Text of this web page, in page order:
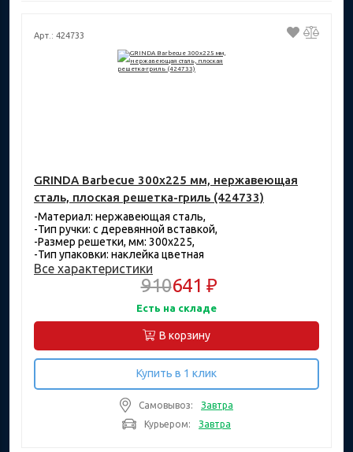
Арт.: 424733
GRINDA Barbecue 300х225 мм, нержавеющая
сталь, плоская решетка-гриль (424733)
-Материал: нержавеющая сталь,
-Тип ручки: с деревянной вставкой,
-Размер решетки, мм: 300х225,
-Тип упаковки: наклейка цветная
Все характеристики
910641 ₽
Есть на складе
В корзину
Купить в 1 клик
Самовывоз:
Завтра
Курьером:
Завтра